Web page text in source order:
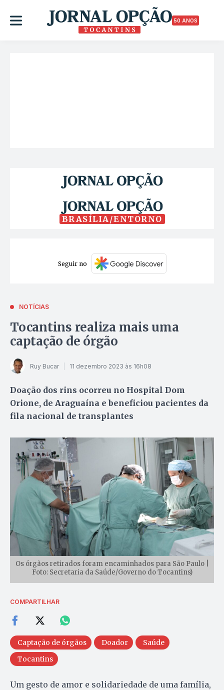
50 ANOS
BRASÍLIA/ENTORNO
Seguir no
NOTÍCIAS
Tocantins realiza mais uma
captação de órgão
Ruy Bucar 11 dezembro 2023 às 16h08
Doação dos rins ocorreu no Hospital Dom
Orione, de Araguaína e beneficiou pacientes da
fila nacional de transplantes
Os órgãos retirados foram encaminhados para São Paulo |
Foto: Secretaria da Saúde/Governo do Tocantins)
COMPARTILHAR
Captação de órgãos Doador
Saúde
Tocantins
Um gesto de amor e solidariedade de uma família,